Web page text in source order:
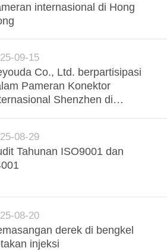
internasional di Hong
09-15
Co., Ltd. berpartisipasi
Pameran Konektor
Shenzhen di
08-29
Tahunan ISO9001 dan
08-20
derek di bengkel
injeksi